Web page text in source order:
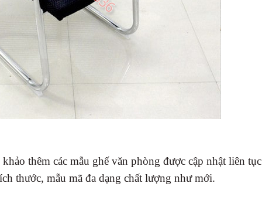
thêm các mẫu ghế văn phòng được cập nhật liên tục
thước, mẫu mã đa dạng chất lượng như mới.